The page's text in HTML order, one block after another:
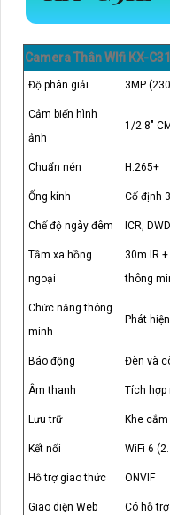
Camera Thân WIfi KX-
Độ phân giải 3MP
Cảm biến hình
ảnh
1/2.8"
Chuẩn nén H.265+
Ống kính Cố định
Chế độ ngày đêm ICR,
Tầm xa hồng
ngoại
30m IR
thông
Chức năng thông
minh
Phát
Báo động Đèn và
Âm thanh Tích hợp
Lưu trữ Khe
Kết nối WiFi 6
Hỗ trợ giao thức ONVIF
Giao diện Web Có hỗ trợ